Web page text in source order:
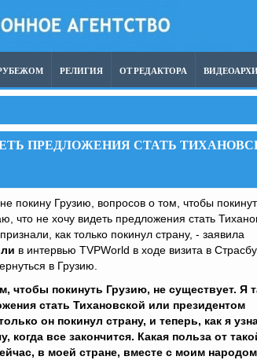
РЕЛИГИЯ ОТ РЕДАКТОРА
ПРЕДЛОЖЕНИЯ СТАТЬ
не покину Грузию, вопросов о том, чтобы
что не хочу видеть предложения стать
как только покинул страну, - заявила
в интервью TVPWorld в ходе визита в
в Грузию.
чтобы покинуть Грузию, не существует. Я
стать Тихановской или президентом
он покинул страну, и теперь, как я
все закончится. Какая польза от
в моей стране, вместе с моим народом